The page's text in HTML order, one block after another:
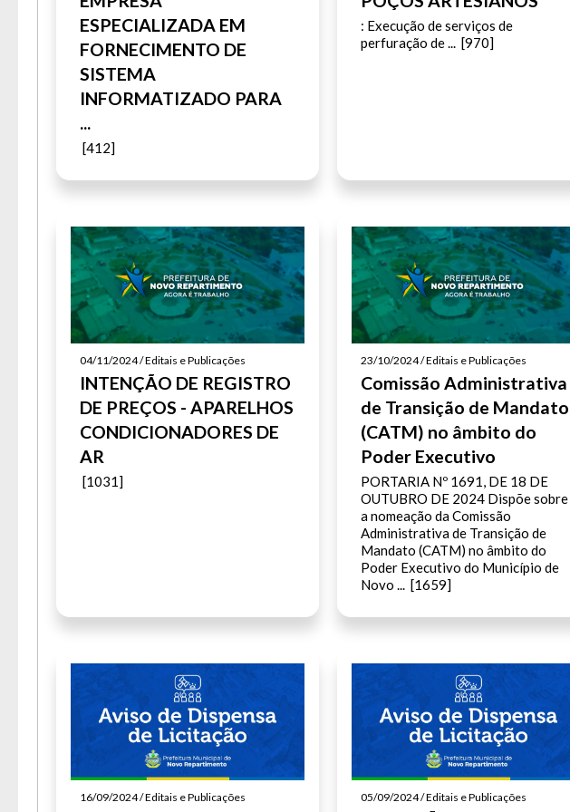
ESPECIALIZADA EM
FORNECIMENTO DE
SISTEMA
INFORMATIZADO PARA
...
[412]
: Execução de serviços de
perfuração de ... [970]
04/11/2024 / Editais e Publicações
INTENÇÃO DE REGISTRO
DE PREÇOS - APARELHOS
CONDICIONADORES DE
AR
[1031]
23/10/2024 / Editais e Publicações
Comissão Administrativa
de Transição de Mandato
(CATM) no âmbito do
Poder Executivo
PORTARIA Nº 1691, DE 18 DE
OUTUBRO DE 2024 Dispõe sobre
a nomeação da Comissão
Administrativa de Transição de
Mandato (CATM) no âmbito do
Poder Executivo do Município de
Novo ... [1659]
16/09/2024 / Editais e Publicações 05/09/2024 / Editais e Publicações